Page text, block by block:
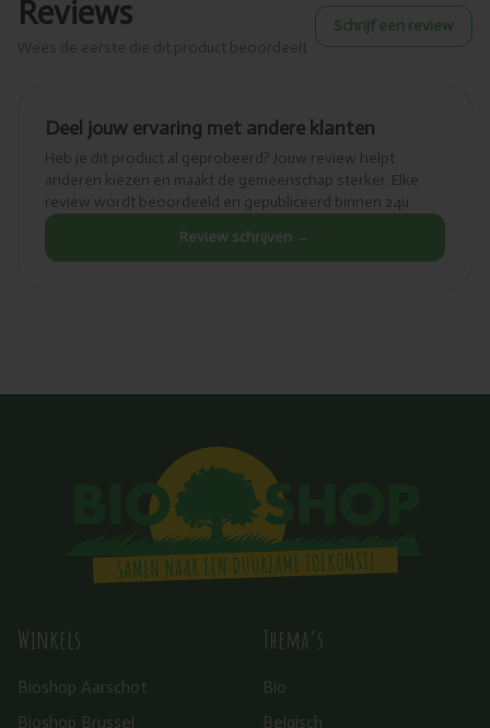
Reviews Schrijf een review
Deel jouw ervaring met andere klanten
Heb je dit product al geprobeerd? Jouw review helpt
anderen kiezen en maakt de gemeenschap sterker. Elke
review wordt beoordeeld en gepubliceerd binnen 24u.
Review schrijven →
Winkels
Bioshop Aarschot
Bioshop Brussel
Thema’s
Bio
Belgisch